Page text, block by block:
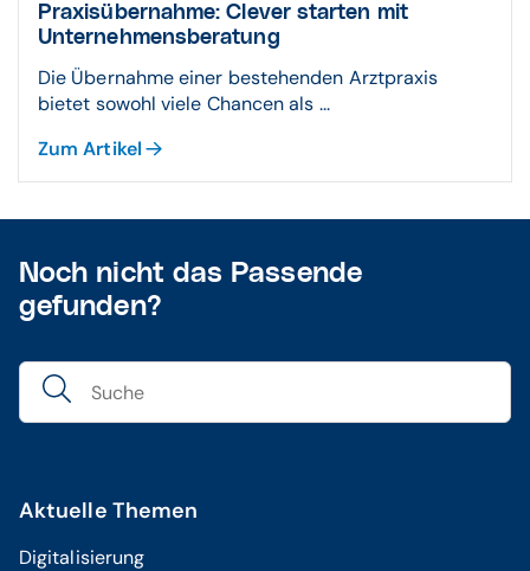
Praxisübernahme: Clever starten mit
Unternehmensberatung
Die Übernahme einer bestehenden Arztpraxis
bietet sowohl viele Chancen als ...
Zum Artikel
Noch nicht das Passende
gefunden?
Aktuelle Themen
Digitalisierung